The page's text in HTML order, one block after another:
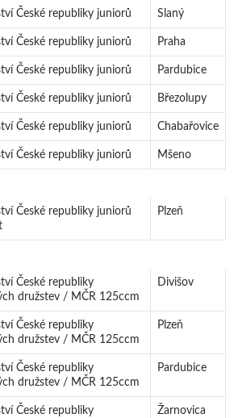
České republiky juniorů Slaný
České republiky juniorů Praha
České republiky juniorů Pardubice
České republiky juniorů Březolupy
České republiky juniorů Chabařovice
České republiky juniorů Mšeno
České republiky juniorů
Plzeň
České republiky
družstev / MČR 125ccm
Divišov
České republiky
družstev / MČR 125ccm
Plzeň
České republiky
družstev / MČR 125ccm
Pardubice
České republiky
Žarnovica